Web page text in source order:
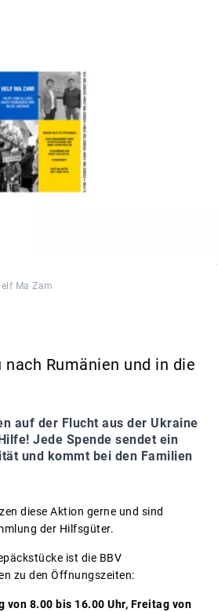
Ma Zam
Rumänien und in die
auf der Flucht aus der Ukraine
Jede Spende sendet ein
und kommt bei den Familien
diese Aktion gerne und sind
der Hilfsgüter.
ist die BBV
zu den Öffnungszeiten:
von 8.00 bis 16.00 Uhr, Freitag von